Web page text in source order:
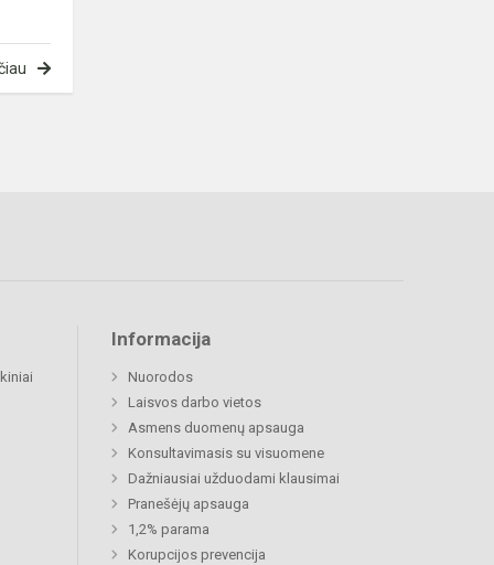
Informacija
Nuorodos
Laisvos darbo vietos
Asmens duomenų apsauga
Konsultavimasis su visuomene
Dažniausiai užduodami klausimai
Pranešėjų apsauga
1,2% parama
Korupcijos prevencija